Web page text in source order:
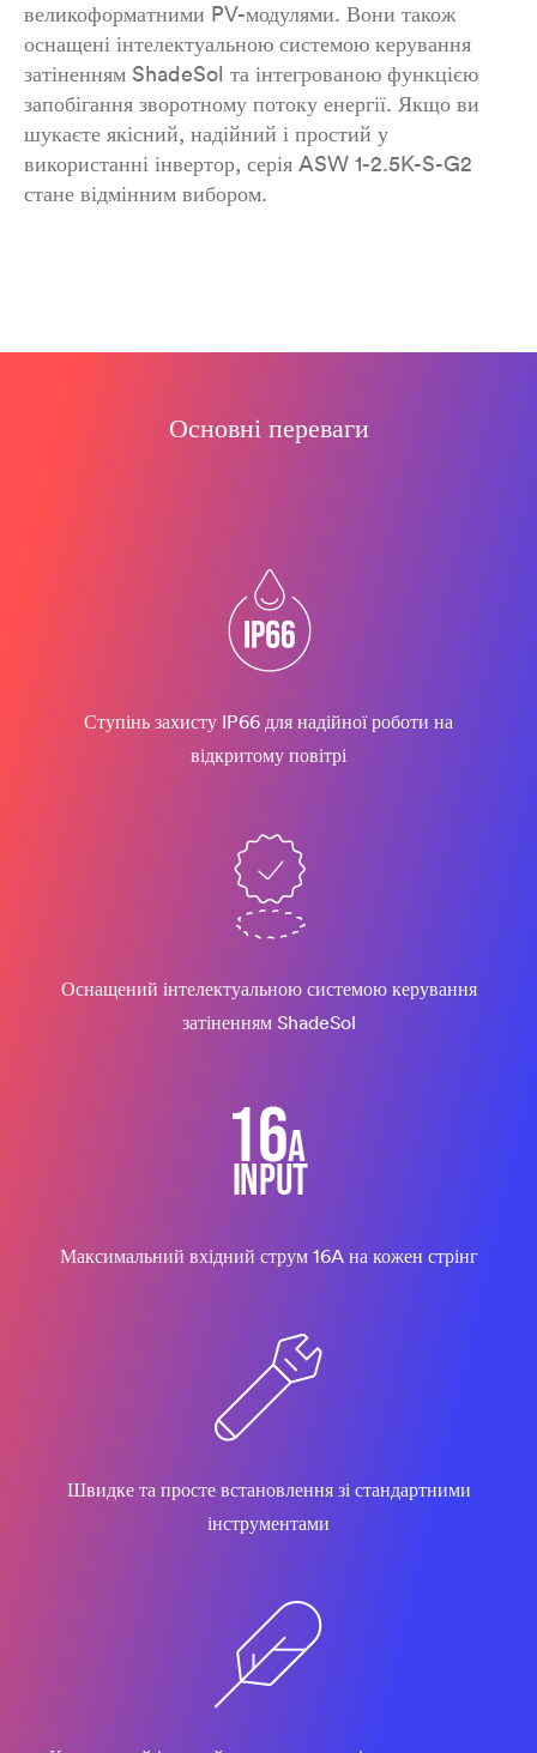
великоформатними PV-модулями. Вони також
оснащені інтелектуальною системою керування
затіненням ShadeSol та інтегрованою функцією
запобігання зворотному потоку енергії. Якщо ви
шукаєте якісний, надійний і простий у
використанні інвертор, серія ASW 1-2.5K-S-G2
стане відмінним вибором.
Основні переваги
Ступінь захисту IP66 для надійної роботи на
відкритому повітрі
Оснащений інтелектуальною системою керування
затіненням ShadeSol
Максимальний вхідний струм 16A на кожен стрінг
Швидке та просте встановлення зі стандартними
інструментами